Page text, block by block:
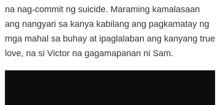
na nag-commit ng suicide. Maraming kamalasaan
ang nangyari sa kanya kabilang ang pagkamatay ng
mga mahal sa buhay at ipaglalaban ang kanyang true
love, na si Victor na gagamapanan ni Sam.